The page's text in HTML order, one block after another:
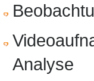
Analyse